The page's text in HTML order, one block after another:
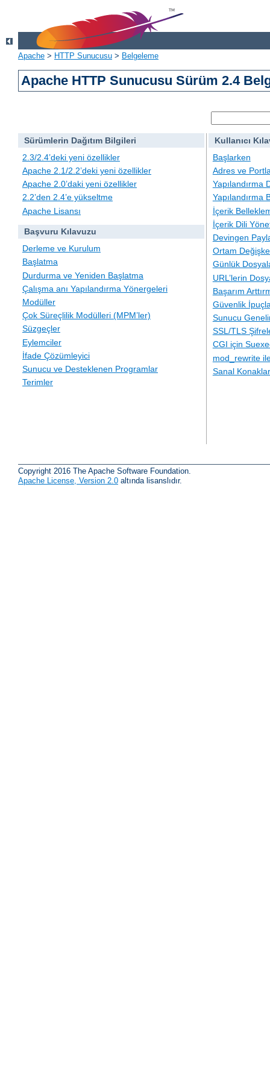
Apache > HTTP Sunucusu > Belgeleme
Apache HTTP Sunucusu Sürüm 2.4
Sürümlerin Dağıtım Bilgileri
2.3/2.4’deki yeni özellikler
Apache 2.1/2.2’deki yeni özellikler
Apache 2.0’daki yeni özellikler
2.2’den 2.4’e yükseltme
Apache Lisansı
Başvuru Kılavuzu
Derleme ve Kurulum
Başlatma
Durdurma ve Yeniden Başlatma
Çalışma anı Yapılandırma Yönergeleri
Modüller
Çok Süreçlilik Modülleri (MPM’ler)
Süzgeçler
Eylemciler
İfade Çözümleyici
Sunucu ve Desteklenen Programlar
Terimler
Kullanıcı
Başlarken
Adres ve
Yapılandırma
Yapılandırma
İçerik
İçerik Dili
Devingen
Ortam
Günlük
URL’lerin
Başarım
Güvenlik
Sunucu
SSL/TLS
CGI için
mod_rewrite
Sanal Konaklar
Copyright 2016 The Apache Software Foundation.
Apache License, Version 2.0 altında lisanslıdır.